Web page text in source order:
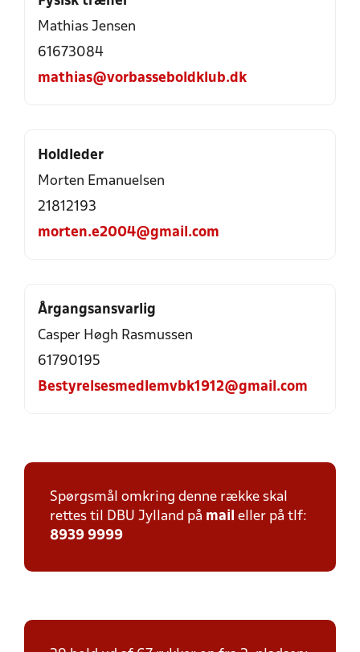
Mathias Jensen
61673084
mathias@vorbasseboldklub.dk
Holdleder
Morten Emanuelsen
21812193
morten.e2004@gmail.com
Årgangsansvarlig
Casper Høgh Rasmussen
61790195
Bestyrelsesmedlemvbk1912@gmail.com
Spørgsmål omkring denne række skal
rettes til DBU Jylland på mail eller på tlf:
8939 9999